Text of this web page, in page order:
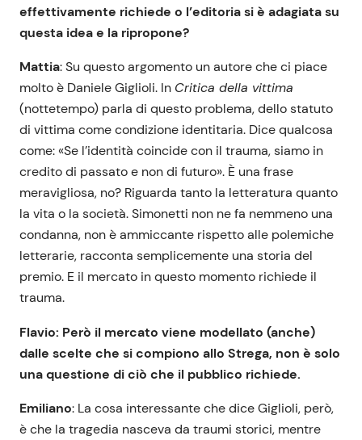
effettivamente richiede o l’editoria si è adagiata su
questa idea e la ripropone?
Mattia: Su questo argomento un autore che ci piace
molto è Daniele Giglioli. In Critica della vittima
(nottetempo) parla di questo problema, dello statuto
di vittima come condizione identitaria. Dice qualcosa
come: «Se l’identità coincide con il trauma, siamo in
credito di passato e non di futuro». È una frase
meravigliosa, no? Riguarda tanto la letteratura quanto
la vita o la società. Simonetti non ne fa nemmeno una
condanna, non è ammiccante rispetto alle polemiche
letterarie, racconta semplicemente una storia del
premio. E il mercato in questo momento richiede il
trauma.
Flavio: Però il mercato viene modellato (anche)
dalle scelte che si compiono allo Strega, non è solo
una questione di ciò che il pubblico richiede.
Emiliano: La cosa interessante che dice Giglioli, però,
è che la tragedia nasceva da traumi storici, mentre